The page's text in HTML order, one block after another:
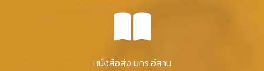
หนังสือส่ง มทร.อีสาน